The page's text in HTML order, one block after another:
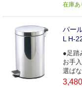
在庫あ
パー
L H-
●足踏
お手
選ば
3,480